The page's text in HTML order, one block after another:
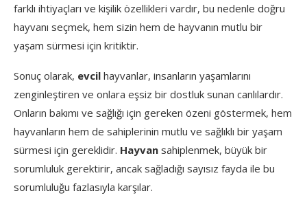
farklı ihtiyaçları ve kişilik özellikleri vardır, bu nedenle doğru
hayvanı seçmek, hem sizin hem de hayvanın mutlu bir
yaşam sürmesi için kritiktir.
Sonuç olarak, evcil hayvanlar, insanların yaşamlarını
zenginleştiren ve onlara eşsiz bir dostluk sunan canlılardır.
Onların bakımı ve sağlığı için gereken özeni göstermek, hem
hayvanların hem de sahiplerinin mutlu ve sağlıklı bir yaşam
sürmesi için gereklidir. Hayvan sahiplenmek, büyük bir
sorumluluk gerektirir, ancak sağladığı sayısız fayda ile bu
sorumluluğu fazlasıyla karşılar.